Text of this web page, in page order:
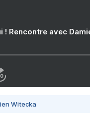
Rencontre avec
Witecka